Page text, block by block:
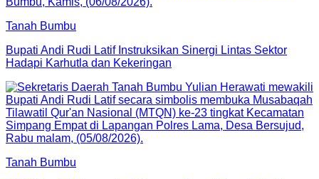
Tanah Bumbu
Bupati Andi Rudi Latif Instruksikan Sinergi Lintas Sektor
Hadapi Karhutla dan Kekeringan
Tanah Bumbu